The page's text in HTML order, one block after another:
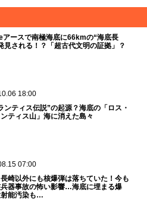
アースで南極海底に66kmの“海底長
見される！？「超古代文明の証拠」？
18:00
ンティス伝説”の起源？海底の「ロス・
ティス山」海に消えた島々
07:00
崎以外にも核爆弾は落ちていた！今も
器事故の怖い影響…海底に埋まる爆
能汚染も…